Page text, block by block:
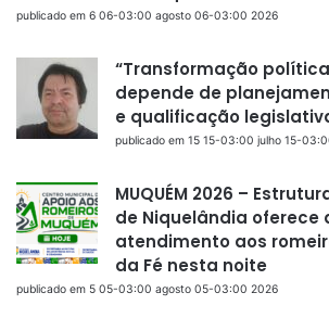
publicado em 6 06-03:00 agosto 06-03:00 2026
“Transformação
depende de
e qualificação
publicado em 15 15-03:00 julho 15-
MUQUÉM 2026 –
de Niquelândia oferece
atendimento aos
da Fé nesta noite
publicado em 5 05-03:00 agosto 05-03:00 2026